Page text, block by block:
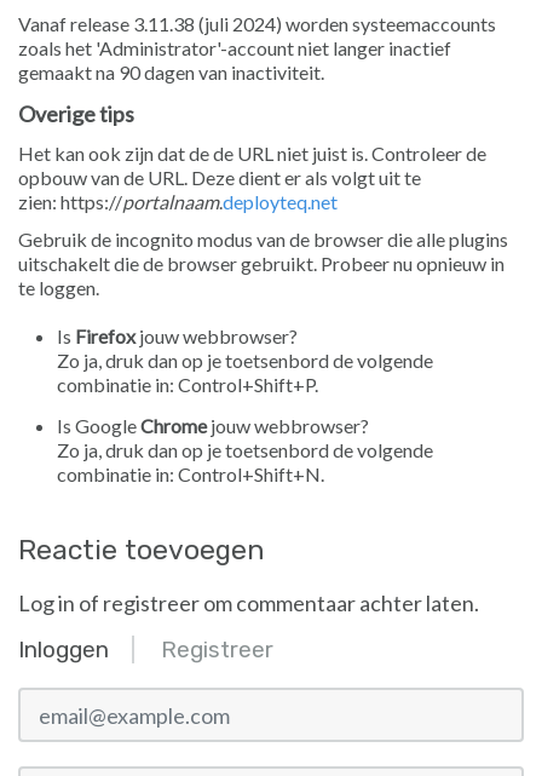
Vanaf release 3.11.38 (juli 2024) worden systeemaccounts
zoals het 'Administrator'-account niet langer inactief
gemaakt na 90 dagen van inactiviteit.
Overige tips
Het kan ook zijn dat de de URL niet juist is. Controleer de
opbouw van de URL. Deze dient er als volgt uit te
zien: https://portalnaam.deployteq.net
Gebruik de incognito modus van de browser die alle plugins
uitschakelt die de browser gebruikt. Probeer nu opnieuw in
te loggen.
Is Firefoxjouw webbrowser?
Zo ja, druk dan op je toetsenbord de volgende
combinatie in: Control+Shift+P.
Is GoogleChromejouw webbrowser?
Zo ja, druk dan op je toetsenbord de volgende
combinatie in: Control+Shift+N.
Reactie toevoegen
Log in of registreer om commentaar achter laten.
Inloggen Registreer